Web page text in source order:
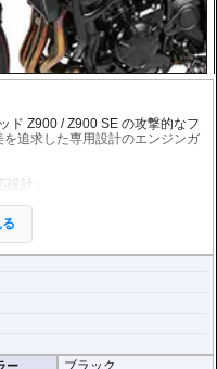
ド Z900 / Z900 SE の攻撃的なフ
追求した専用設計のエンジンガ
計」
されています。スポイラーを取
のオリジナリティを保ったまま
標準装備」
吸収・緩和する樹脂製のプロテ
パイプの剛性とスライダーの滑
行中のアクシデントまで、車体
。
ー ブラック